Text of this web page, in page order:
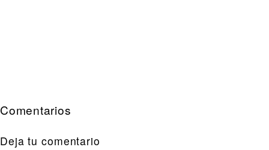
Comentarios
Deja tu comentario